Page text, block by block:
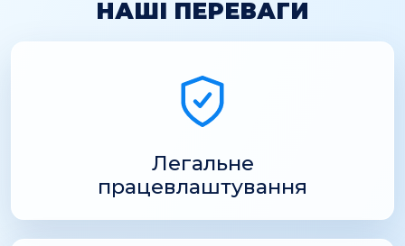
НАШІ ПЕРЕВАГИ
Легальне
працевлаштування